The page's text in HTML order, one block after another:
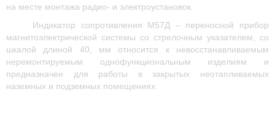
на месте монтажа радио- и электроустановок.
Индикатор сопротивления М57Д – переносной прибор
магнитоэлектрической системы со стрелочным указателем, со
шкалой длиной 40, мм относится к невосстанавливаемым
неремонтируемым однофункциональным изделиям и
предназначен для работы в закрытых неотапливаемых
наземных и подземных помещениях.